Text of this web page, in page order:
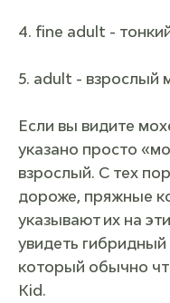
4. fine adult -
5. adult - взрослый
Если вы видите
указано просто
взрослый. С тех
дороже, пряжные
указывают их на
увидеть гибридный
который обычно
Kid.